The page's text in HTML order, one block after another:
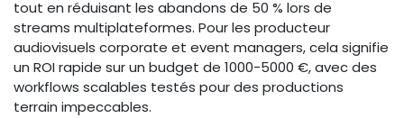
tout en réduisant les abandons de 50 % lors de
streams multiplateformes. Pour les producteur
audiovisuels corporate et event managers, cela signifie
un ROI rapide sur un budget de 1000-5000 €, avec des
workflows scalables testés pour des productions
terrain impeccables.